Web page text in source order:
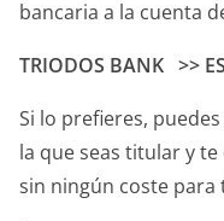
bancaria a la cuenta
TRIODOS BANK >>
Si lo prefieres,
la que seas titular y
sin ningún coste para